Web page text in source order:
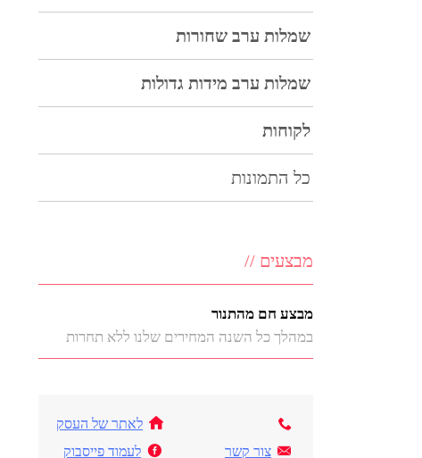
שמלות ערב שחורות
שמלות ערב מידות גדולות
לקוחות
כל התמונות
מבצעים //
מבצע חם מהתנור
במהלך כל השנה המחירים שלנו ללא תחרות
לאתר של העסק
צור קשר
לעמוד פייסבוק